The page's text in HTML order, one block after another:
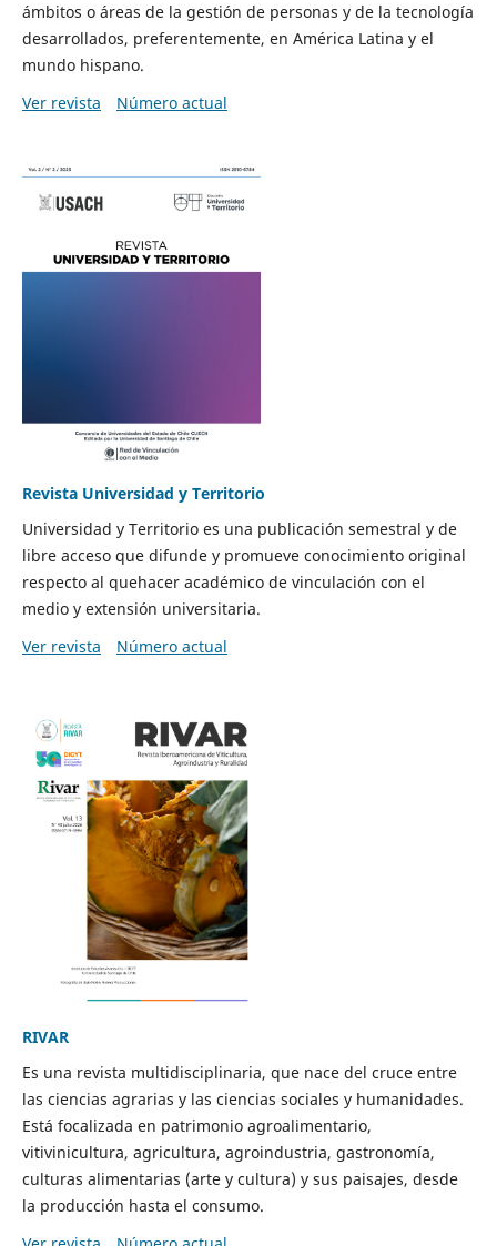
ámbitos o áreas de la gestión de personas y de la tecnología
desarrollados, preferentemente, en América Latina y el
mundo hispano.
Ver revista
Número actual
Revista Universidad y Territorio
Universidad y Territorio es una publicación semestral y de
libre acceso que difunde y promueve conocimiento original
respecto al quehacer académico de vinculación con el
medio y extensión universitaria.
Ver revista
Número actual
RIVAR
Es una revista multidisciplinaria, que nace del cruce entre
las ciencias agrarias y las ciencias sociales y humanidades.
Está focalizada en patrimonio agroalimentario,
vitivinicultura, agricultura, agroindustria, gastronomía,
culturas alimentarias (arte y cultura) y sus paisajes, desde
la producción hasta el consumo.